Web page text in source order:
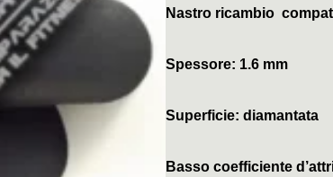
Nastro ricambio
Spessore: 1.6 mm
Superficie: diamantata
Basso coefficiente